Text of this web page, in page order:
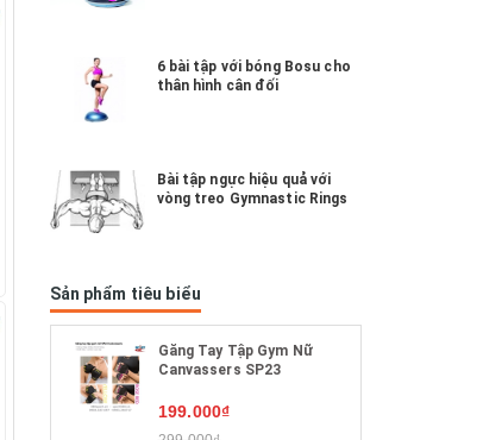
6 bài tập với bóng Bosu cho
thân hình cân đối
Bài tập ngực hiệu quả với
vòng treo Gymnastic Rings
Sản phẩm tiêu biểu
Găng Tay Tập Gym Nữ
Canvassers SP23
199.000₫